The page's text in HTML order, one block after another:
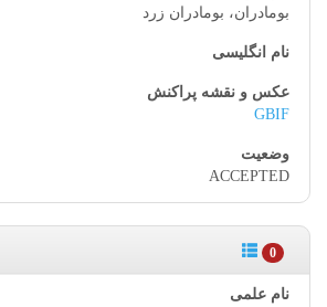
بومادران، بومادران زرد
GBIF
ACCEPTED
0